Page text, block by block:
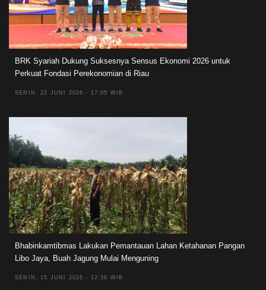
BRK Syariah Dukung Suksesnya Sensus Ekonomi 2026 untuk
Perkuat Fondasi Perekonomian di Riau
SENIN, 22 JUNI 2026 - 17:05 WIB
Bhabinkamtibmas Lakukan Pemantauan Lahan Ketahanan Pangan
Libo Jaya, Buah Jagung Mulai Menguning
SENIN, 15 JUNI 2026 - 12:38 WIB